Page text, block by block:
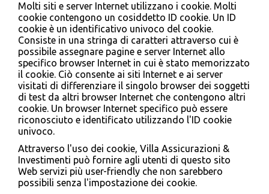
Molti siti e server Internet utilizzano i cookie. Molti
cookie contengono un cosiddetto ID cookie. Un ID
cookie è un identificativo univoco del cookie.
Consiste in una stringa di caratteri attraverso cui è
possibile assegnare pagine e server Internet allo
specifico browser Internet in cui è stato memorizzato
il cookie. Ciò consente ai siti Internet e ai server
visitati di differenziare il singolo browser dei soggetti
di test da altri browser Internet che contengono altri
cookie. Un browser Internet specifico può essere
riconosciuto e identificato utilizzando l'ID cookie
univoco.
Attraverso l'uso dei cookie, Villa Assicurazioni &
Investimenti può fornire agli utenti di questo sito
Web servizi più user-friendly che non sarebbero
possibili senza l'impostazione dei cookie.